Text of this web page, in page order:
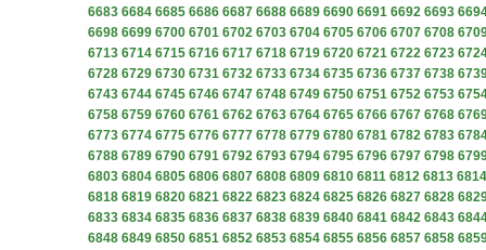
6683 6684 6685 6686 6687 6688 6689 6690 6691 6692 6693
6698 6699 6700 6701 6702 6703 6704 6705 6706 6707 6708
6713 6714 6715 6716 6717 6718 6719 6720 6721 6722 6723
6728 6729 6730 6731 6732 6733 6734 6735 6736 6737 6738
6743 6744 6745 6746 6747 6748 6749 6750 6751 6752 6753
6758 6759 6760 6761 6762 6763 6764 6765 6766 6767 6768
6773 6774 6775 6776 6777 6778 6779 6780 6781 6782 6783
6788 6789 6790 6791 6792 6793 6794 6795 6796 6797 6798
6803 6804 6805 6806 6807 6808 6809 6810 6811 6812 6813 6814
6818 6819 6820 6821 6822 6823 6824 6825 6826 6827 6828
6833 6834 6835 6836 6837 6838 6839 6840 6841 6842 6843
6848 6849 6850 6851 6852 6853 6854 6855 6856 6857 6858